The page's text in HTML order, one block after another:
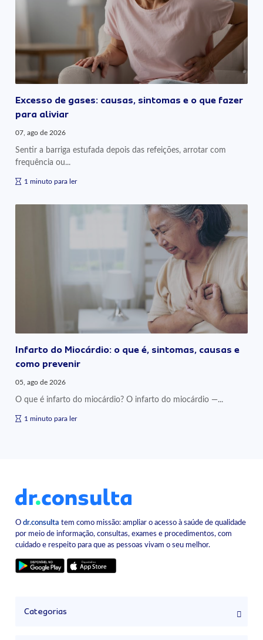
Excesso de gases: causas, sintomas e o que fazer
para aliviar
07, ago de 2026
Sentir a barriga estufada depois das refeições, arrotar com
frequência ou...
1 minuto para ler
Infarto do Miocárdio: o que é, sintomas, causas e
como prevenir
05, ago de 2026
O que é infarto do miocárdio? O infarto do miocárdio —...
1 minuto para ler
Odr.consulta tem como missão: ampliar o acesso à saúde de qualidade
por meio de informação, consultas, exames e procedimentos, com
cuidado e respeito para que as pessoas vivam o seu melhor.
Categorias